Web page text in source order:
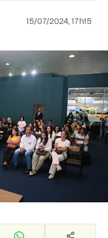
15/07/2024, 17h15